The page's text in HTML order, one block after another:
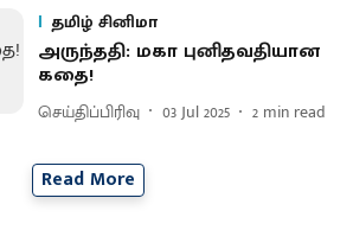
தமிழ் சினிமா
அருந்ததி: மகா புனிதவதியான
கதை!
செய்திப்பிரிவு 03 Jul 2025 2 min read
Read More